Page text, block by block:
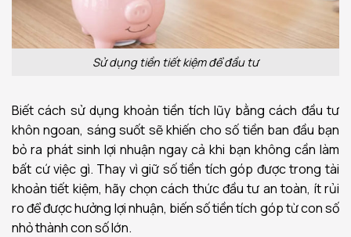
Sử dụng tiền tiết kiệm để đầu tư
Biết cách sử dụng khoản tiền tích lũy bằng cách đầu tư
khôn ngoan, sáng suốt sẽ khiến cho số tiền ban đầu bạn
bỏ ra phát sinh lợi nhuận ngay cả khi bạn không cần làm
bất cứ việc gì. Thay vì giữ số tiền tích góp được trong tài
khoản tiết kiệm, hãy chọn cách thức đầu tư an toàn, ít rủi
ro để được hưởng lợi nhuận, biến số tiền tích góp từ con số
nhỏ thành con số lớn.